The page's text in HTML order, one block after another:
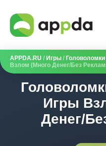
APPDA.RU / Игры / Головоломки
Взлом (Много Денег/Без
Игры
Денег/